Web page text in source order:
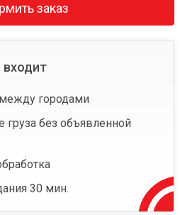
заказ
городами
груза без объявленной
30 мин.